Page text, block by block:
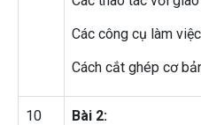
Các công cụ làm
Cách cắt ghép cơ
10
Bài 2: